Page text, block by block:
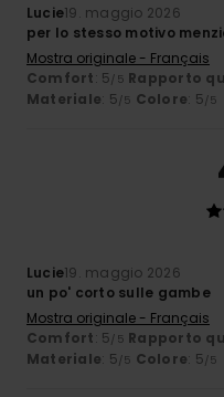
Lucie19. maggio 2026
per lo stesso motivo
Mostra originale - Français
Comfort: 5/5 Rapporto
Materiale: 5/5 Colore: 5/5
Lucie19. maggio 2026
un po' corto sulle gambe
Mostra originale - Français
Comfort: 5/5 Rapporto
Materiale: 5/5 Colore: 5/5